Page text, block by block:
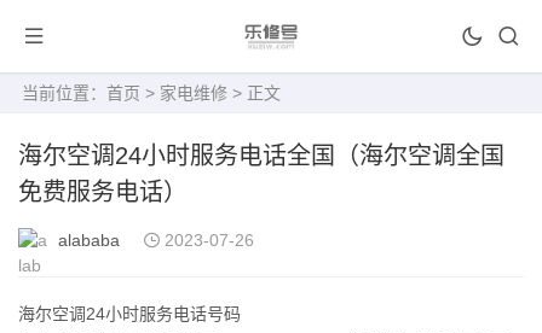
当前位置： 首页 > 家电维修 > 正文
海尔空调24小时服务电话全国（海尔空调全国
免费服务电话）
alababa 2023-07-26
海尔空调24小时服务电话号码